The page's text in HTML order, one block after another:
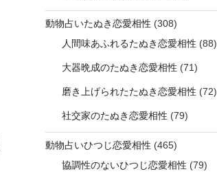
動物占いたぬき恋愛相性 (308)
人間味あふれるたぬき恋愛相性 (88)
大器晩成のたぬき恋愛相性 (71)
磨き上げられたたぬき恋愛相性 (72)
社交家のたぬき恋愛相性 (79)
動物占いひつじ恋愛相性 (465)
協調性のないひつじ恋愛相性 (79)